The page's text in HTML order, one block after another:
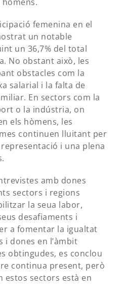
femenina en el
un notable
un 36,7% del total
No obstant això, les
obstacles com la
salarial i la falta de
En sectors com la
o la indústria, on
els hòmens, les
continuen lluitant per
i una plena
amb dones
sectors i regions
la seua labor,
desafiaments i
a fomentar la igualtat
i dones en l’àmbit
obtingudes, es conclou
continua present, però
estos sectors està en